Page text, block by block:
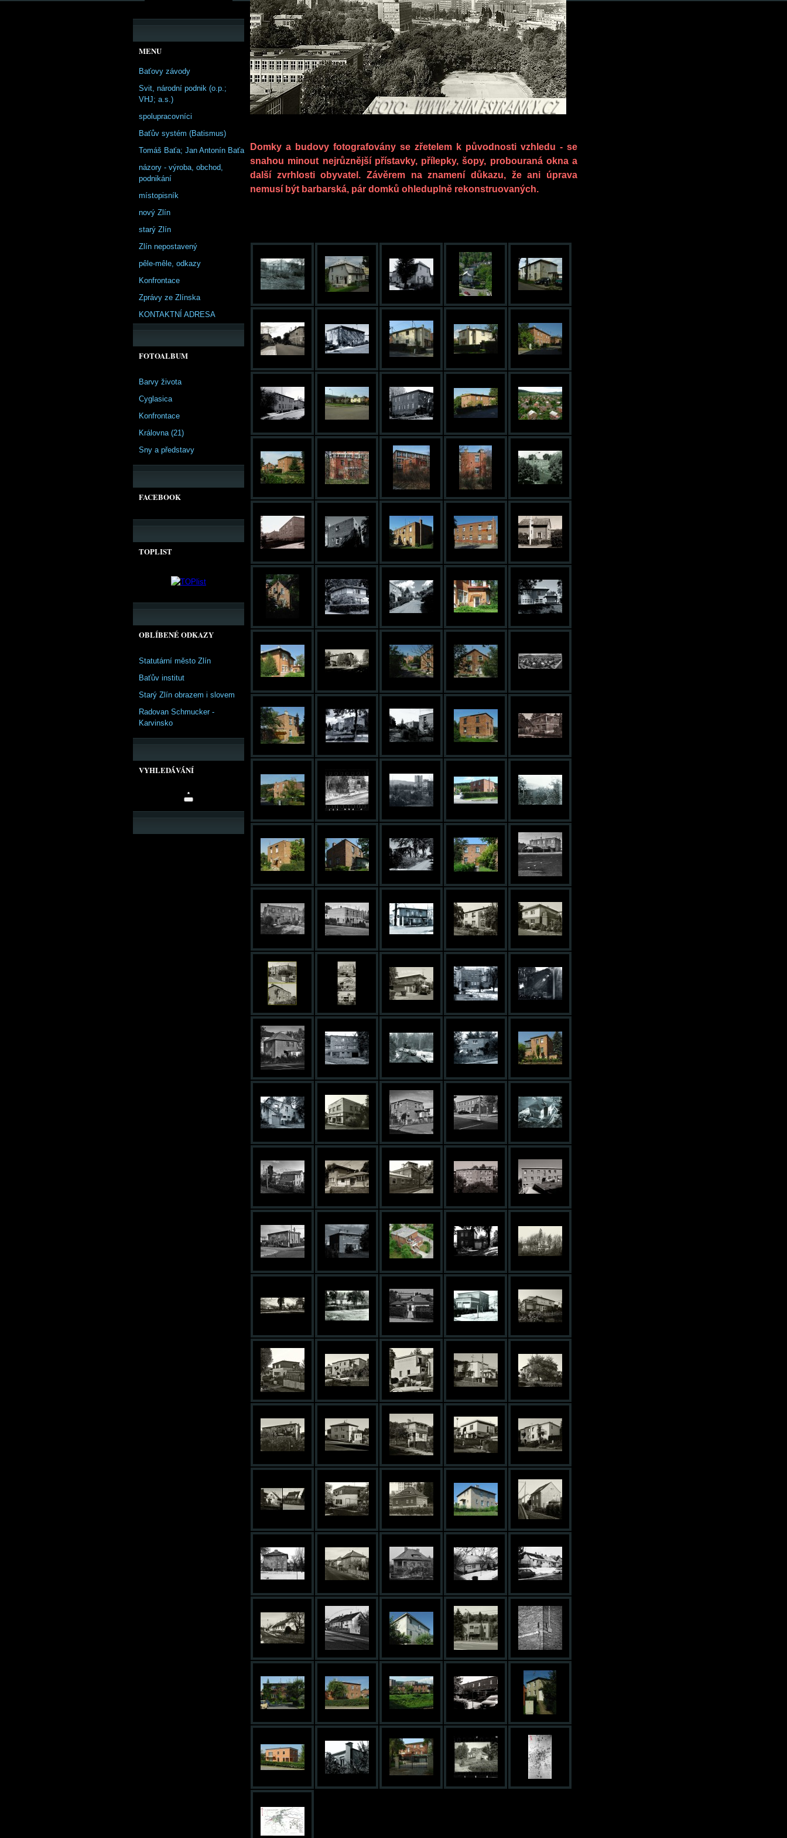
Domky a budovy fotografovány se zřetelem k původnosti vzhledu - se
snahou minout nejrůznější přístavky, přílepky, šopy, probouraná okna a
další zvrhlosti obyvatel. Závěrem na znamení důkazu, že ani úprava
nemusí být barbarská, pár domků ohleduplně rekonstruovaných.
MENU
Baťovy závody
Svit, národní podnik (o.p.;
VHJ; a.s.)
spolupracovníci
Baťův systém (Batismus)
Tomáš Baťa; Jan Antonín Baťa
názory - výroba, obchod,
podnikání
místopisník
nový Zlín
starý Zlín
Zlín nepostavený
pêle-mêle, odkazy
Konfrontace
Zprávy ze Zlínska
KONTAKTNÍ ADRESA
FOTOALBUM
Barvy života
Cyglasica
Konfrontace
Královna (21)
Sny a představy
FACEBOOK
TOPLIST
OBLÍBENÉ ODKAZY
Statutární město Zlín
Baťův institut
Starý Zlín obrazem i slovem
Radovan Schmucker -
Karvinsko
VYHLEDÁVÁNÍ